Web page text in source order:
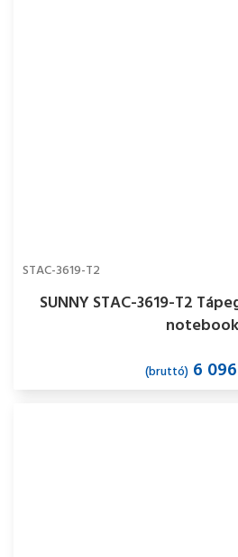
STAC-3619-T2
SUNNY STAC-3619-T2
notebook
(bruttó) 6